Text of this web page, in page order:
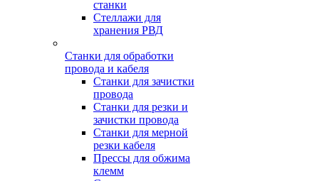
станки
Стеллажи для
хранения РВД
Станки для обработки
провода и кабеля
Станки для зачистки
провода
Станки для резки и
зачистки провода
Станки для мерной
резки кабеля
Прессы для обжима
клемм